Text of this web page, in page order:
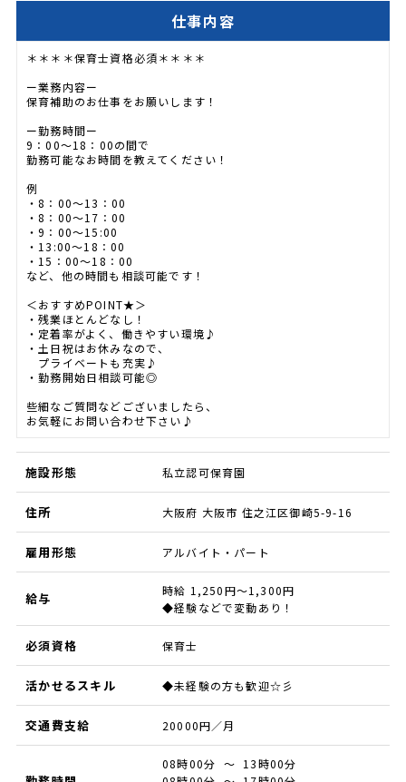
仕事内容
＊＊＊＊保育士資格必須＊＊＊＊
ー業務内容ー
保育補助のお仕事をお願いします！
ー勤務時間ー
9：00～18：00の間で
勤務可能なお時間を教えてください！
例
・8：00～13：00
・8：00～17：00
・9：00～15:00
・13:00～18：00
・15：00～18：00
など、他の時間も相談可能です！
＜おすすめPOINT★＞
・残業ほとんどなし！
・定着率がよく、働きやすい環境♪
・土日祝はお休みなので、
プライベートも充実♪
・勤務開始日相談可能◎
些細なご質問などございましたら、
お気軽にお問い合わせ下さい♪
施設形態 私立認可保育園
住所 大阪府 大阪市 住之江区御崎5-9-16
雇用形態 アルバイト・パート
給与
時給 1,250円～1,300円
◆経験などで変動あり！
必須資格 保育士
活かせるスキル ◆未経験の方も歓迎☆彡
交通費支給 20000円／月
08時00分 ～ 13時00分